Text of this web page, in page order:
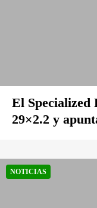
El Specialized
29×2.2 y
NOTICIAS